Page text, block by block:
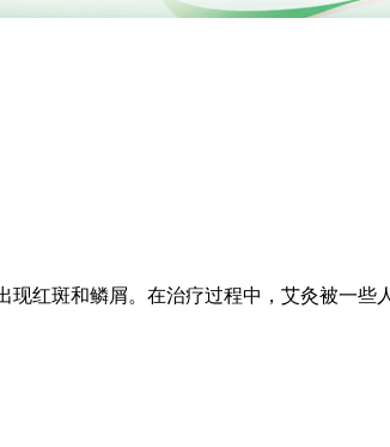
红斑和鳞屑。在治疗过程中，艾灸被一